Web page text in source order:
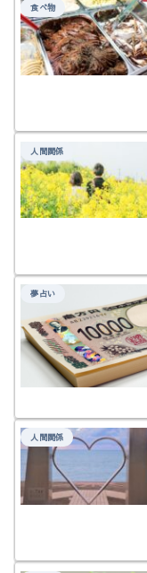
食べ物
人間関係
夢占い
人間関係